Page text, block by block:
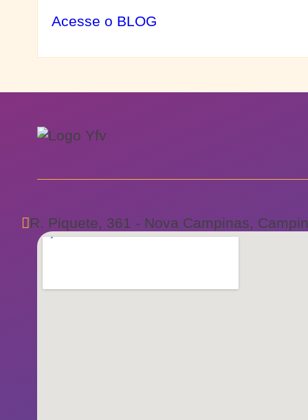
Acesse o BLOG
R. Piquete, 361 - Nova Campinas,